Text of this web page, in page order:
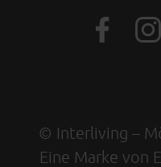
© Interliving –
Eine Marke von